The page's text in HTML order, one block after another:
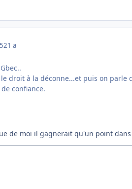
21 a
droit à la déconne...et puis on
confiance.
de moi il gagnerait qu'un point